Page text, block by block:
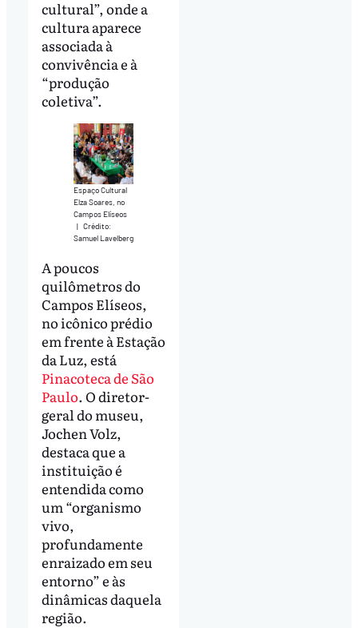
cultural”, onde a
cultura aparece
associada à
convivência e à
“produção
coletiva”.
Espaço Cultural
Elza Soares, no
Campos Elíseos
| Crédito:
Samuel Lavelberg
A poucos
quilômetros do
Campos Elíseos,
no icônico prédio
em frente à Estação
da Luz, está
Pinacoteca de São
Paulo. O diretor-
geral do museu,
Jochen Volz,
destaca que a
instituição é
entendida como
um “organismo
vivo,
profundamente
enraizado em seu
entorno” e às
dinâmicas daquela
região.